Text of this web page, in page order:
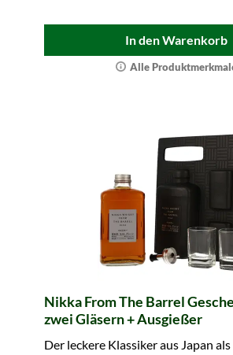
In den Warenkorb
Alle
Nikka From The Barrel
zwei Gläsern + Ausgießer
Der leckere Klassiker aus Japan